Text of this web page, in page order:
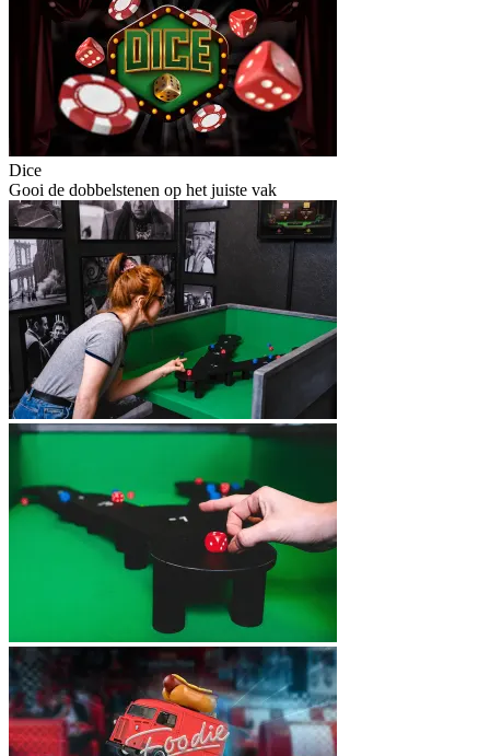
Dice
Gooi de dobbelstenen op het juiste vak